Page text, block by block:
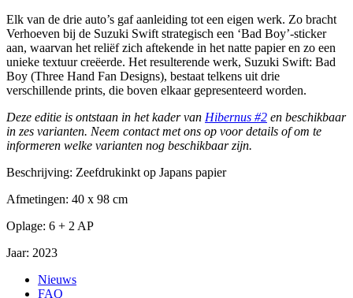
Elk van de drie auto’s gaf aanleiding tot een eigen werk. Zo bracht
Verhoeven bij de Suzuki Swift strategisch een ‘Bad Boy’-sticker
aan, waarvan het reliëf zich aftekende in het natte papier en zo een
unieke textuur creëerde. Het resulterende werk, Suzuki Swift: Bad
Boy (Three Hand Fan Designs), bestaat telkens uit drie
verschillende prints, die boven elkaar gepresenteerd worden.
Deze editie is ontstaan in het kader van Hibernus #2 en beschikbaar
in zes varianten. Neem contact met ons op voor details of om te
informeren welke varianten nog beschikbaar zijn.
Beschrijving: Zeefdrukinkt op Japans papier
Afmetingen: 40 x 98 cm
Oplage: 6 + 2 AP
Jaar: 2023
Nieuws
FAQ